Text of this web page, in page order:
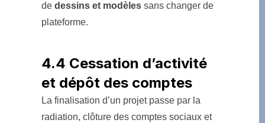
de dessins et modèles sans changer de
plateforme.
4.4 Cessation d’activité
et dépôt des comptes
La finalisation d’un projet passe par la
radiation, clôture des comptes sociaux et